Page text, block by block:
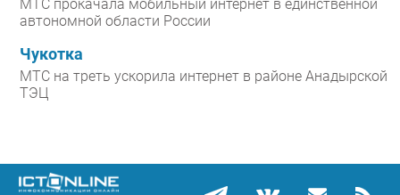
МТС прокачала мобильный интернет в единственной
автономной области России
Чукотка
МТС на треть ускорила интернет в районе Анадырской
ТЭЦ